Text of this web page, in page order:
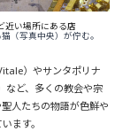
近い場所にある店
（写真中央）が佇む。
）やサンタポリナ
ど、多くの教会や宗
人たちの物語が色鮮や
ます。